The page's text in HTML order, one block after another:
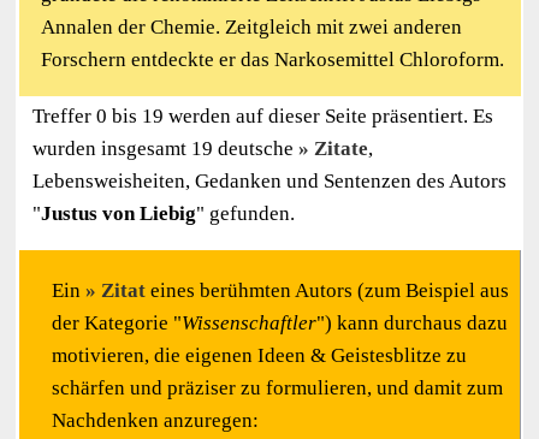
Annalen der Chemie. Zeitgleich mit zwei anderen
Forschern entdeckte er das Narkosemittel Chloroform.
Treffer 0 bis 19 werden auf dieser Seite präsentiert. Es
wurden insgesamt 19 deutsche
Zitate,
Lebensweisheiten, Gedanken und Sentenzen des Autors
"Justus von Liebig" gefunden.
Ein Zitat eines berühmten Autors (zum Beispiel aus
der Kategorie "Wissenschaftler") kann durchaus dazu
motivieren, die eigenen Ideen & Geistesblitze zu
schärfen und präziser zu formulieren, und damit zum
Nachdenken anzuregen: